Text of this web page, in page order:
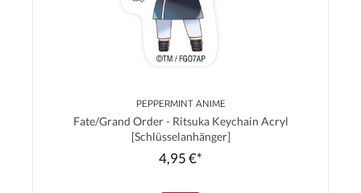
PEPPERMINT ANIME
Fate/Grand Order - Ritsuka Keychain Acryl
[Schlüsselanhänger]
4,95 €*